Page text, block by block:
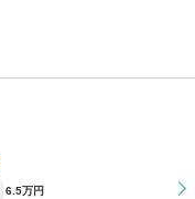
6 .5万円